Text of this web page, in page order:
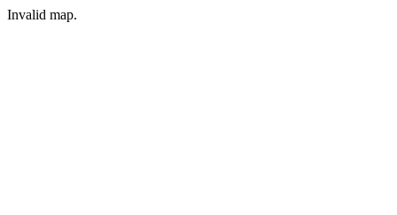
Invalid map.